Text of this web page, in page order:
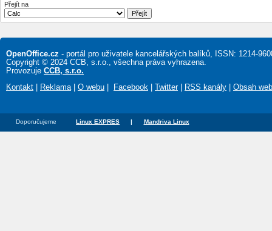
Přejít na
OpenOffice.cz - portál pro uživatele kancelářských balíků, ISSN: 1214-
Copyright © 2024 CCB, s.r.o., všechna práva vyhrazena.
Provozuje CCB, s.r.o.
Kontakt
Reklama O webu Facebook Twitter| RSS kanály Obsah
Doporučujeme Linux EXPRES | Mandriva Linux